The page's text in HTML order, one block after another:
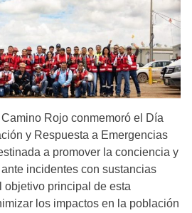
Camino Rojo conmemoró el Día
y Respuesta a Emergencias
a promover la conciencia y
incidentes con sustancias
principal de esta
los impactos en la población